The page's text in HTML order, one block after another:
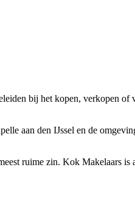
bij het kopen, verkopen
aan den IJssel en de
ruime zin. Kok Makelaars is